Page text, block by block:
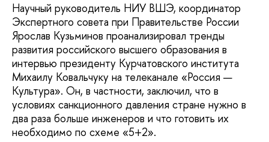
Научный руководитель НИУ ВШЭ, координатор
Экспертного совета при Правительстве России
Ярослав Кузьминов проанализировал тренды
развития российского высшего образования в
интервью президенту Курчатовского института
Михаилу Ковальчуку на телеканале «Россия —
Культура». Он, в частности, заключил, что в
условиях санкционного давления стране нужно в
два раза больше инженеров и что готовить их
необходимо по схеме «5+2».